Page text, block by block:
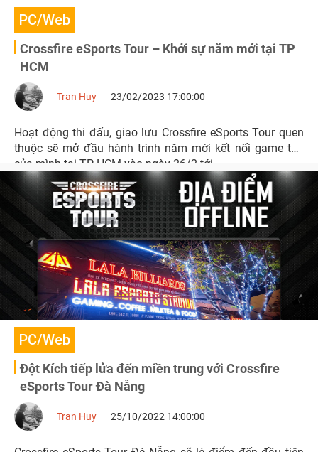
PC/Web
Crossfire eSports Tour – Khởi sự năm mới tại TP
HCM
Tran Huy 23/02/2023 17:00:00
Hoạt động thi đấu, giao lưu Crossfire eSports Tour quen
thuộc sẽ mở đầu hành trình năm mới kết nối game thủ
của mình tại TP HCM vào ngày 26/2 tới.
PC/Web
Đột Kích tiếp lửa đến miền trung với Crossfire
eSports Tour Đà Nẵng
Tran Huy 25/10/2022 14:00:00